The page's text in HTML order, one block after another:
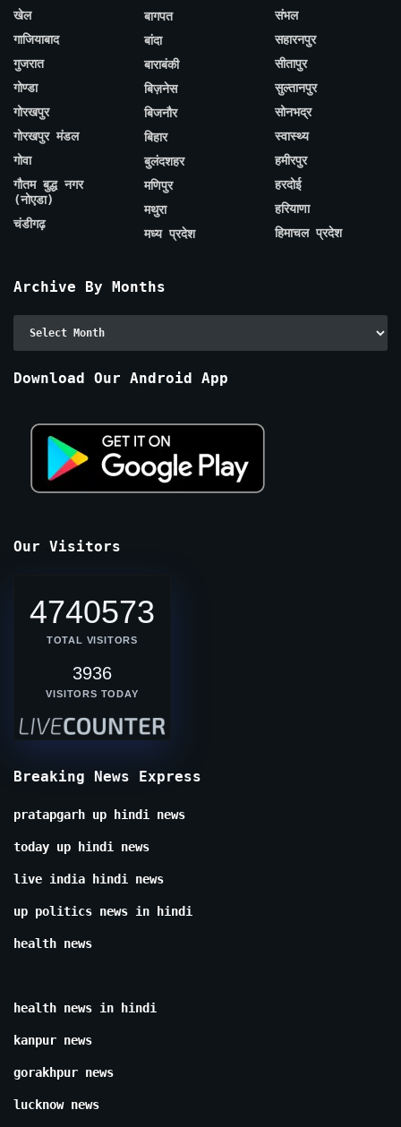
खेल
गाजियाबाद
गुजरात
गोण्डा
गोरखपुर
गोरखपुर मंडल
गोवा
गौतम बुद्ध नगर
(नोएडा)
चंडीगढ़
बागपत
बांदा
बाराबंकी
बिज़नेस
बिजनौर
बिहार
बुलंदशहर
मणिपुर
मथुरा
मध्य प्रदेश
संभल
सहारनपुर
सीतापुर
सुल्तानपुर
सोनभद्र
स्वास्थ्य
हमीरपुर
हरदोई
हरियाणा
हिमाचल प्रदेश
Archive By Months
Download Our Android App
Our Visitors
4740573
TOTAL VISITORS
3936
VISITORS TODAY
Breaking News Express
pratapgarh up hindi news
today up hindi news
live india hindi news
up politics news in hindi
health news
health news in hindi
kanpur news
gorakhpur news
lucknow news